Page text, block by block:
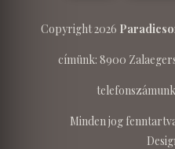
Copyright 2026
címünk: 8900
Minden jog